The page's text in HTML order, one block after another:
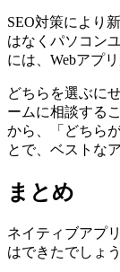
SEO対策により
はなくパソコン
には、Webアプ
どちらを選ぶに
ームに相談する
から、「どちら
とで、ベストな
まとめ
ネイティブアプ
はできたでしょう